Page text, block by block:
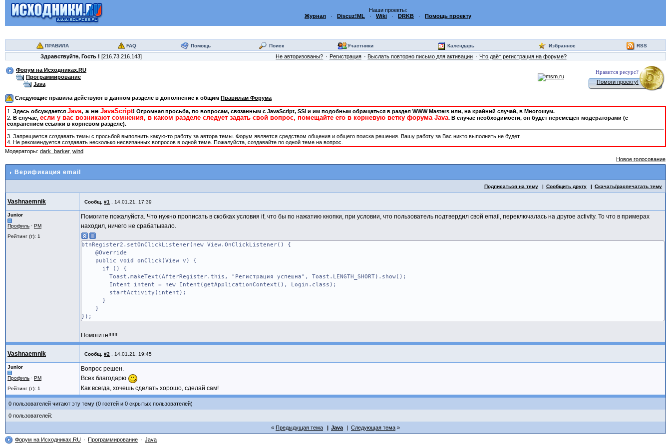
Наши проекты:
Журнал · Discuz!ML · Wiki · DRKB · Помощь проекту
ПРАВИЛА FAQ Помощь Поиск Участники Календарь Избранное RSS
Здравствуйте, Гость ! [216.73.216.143] Не авторизованы? Регистрация Выслать повторно письмо для активации Что даёт регистрация на форуме?
Форум на Исходниках.RU
Программирование
Java
Нравится ресурс?
Помоги проекту!
Следующие правила действуют в данном разделе в дополнение к общим Правилам Форума
1. Здесь обсуждается Java, а не JavaScript! Огромная просьба, по вопросам, связанным с JavaScript, SSI и им подобным обращаться в раздел WWW Masters или, на крайний случай, в Многошум.
2. В случае, если у вас возникают сомнения, в каком разделе следует задать свой вопрос, помещайте его в корневую ветку форума Java. В случае необходимости, он будет перемещен модераторами (с
сохранением ссылки в корневом разделе).
3. Запрещается создавать темы с просьбой выполнить какую-то работу за автора темы. Форум является средством общения и общего поиска решения. Вашу работу за Вас никто выполнять не будет.
4. Не рекомендуется создавать несколько несвязанных вопросов в одной теме. Пожалуйста, создавайте по одной теме на вопрос.
Модераторы: dark_barker, wind
Новое голосование
Верификация email
Подписаться на тему Сообщить другу Скачать/распечатать тему
Vashnaemnik Сообщ. #1 14.01.21, 17:39
Junior
Профиль · PM
Рейтинг (т): 1
Помогите пожалуйста. Что нужно прописать в скобках условия if, что бы по нажатию кнопки, при условии, что пользователь подтвердил свой email, переключалась на другое activity. То что в примерах
находил, ничего не срабатывало.
btnRegister2.setOnClickListener(new View.OnClickListener() {
@Override
public void onClick(View v) {
if () {
Toast.makeText(AfterRegister.this, "Регистрация успешна", Toast.LENGTH_SHORT).show();
Intent intent = new Intent(getApplicationContext(), Login.class);
startActivity(intent);
}
}
});
Помогите!!!!!!
Vashnaemnik Сообщ. #2 14.01.21, 19:45
Junior
Профиль · PM
Рейтинг (т): 1
Вопрос решен.
Всех благодарю
Как всегда, хочешь сделать хорошо, сделай сам!
0 пользователей читают эту тему (0 гостей и 0 скрытых пользователей)
0 пользователей:
Предыдущая тема
Java
Следующая тема
Форум на Исходниках.RU
Программирование Java